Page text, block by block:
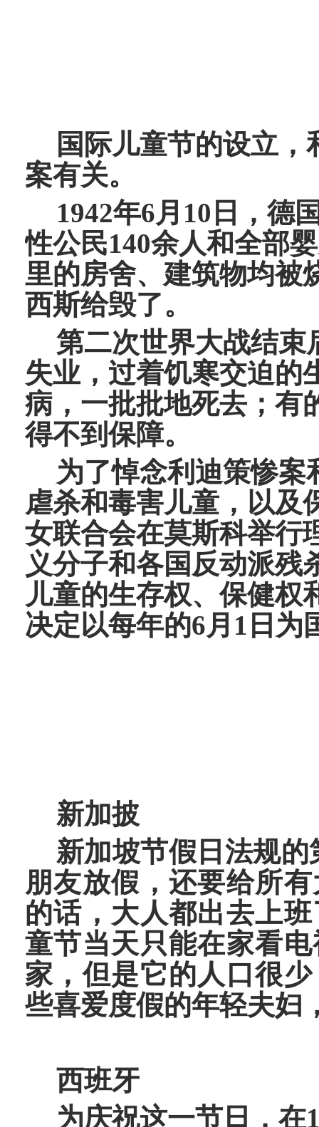
国际儿童节的设立
案有关。
1942年6月10日，德
性公民140余人和全部
里的房舍、建筑物均被
西斯给毁了。
第二次世界大战结束
失业，过着饥寒交迫的
病，一批批地死去；有
得不到保障。
为了悼念利迪策惨
虐杀和毒害儿童，以及
女联合会在莫斯科举行
义分子和各国反动派残
儿童的生存权、保健权
决定以每年的6月1日为
新加披
新加坡节假日法规
朋友放假，还要给所
的话，大人都出去上
童节当天只能在家看
家，但是它的人口很
些喜爱度假的年轻夫妇
西班牙
为庆祝这一节日，在